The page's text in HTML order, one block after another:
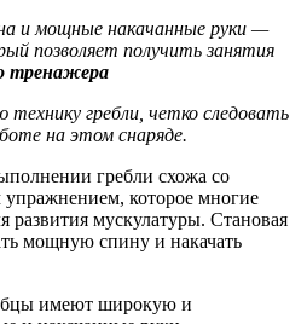
и мощные накачанные руки —
позволяет получить занятия
тренажера
технику гребли, четко следовать
на этом снаряде.
гребли схожа со
которое многие
развития мускулатуры. Становая
мощную спину и накачать
имеют широкую и